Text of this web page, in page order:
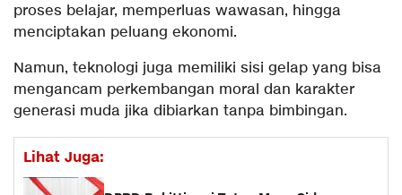
proses belajar, memperluas wawasan, hingga
menciptakan peluang ekonomi.
Namun, teknologi juga memiliki sisi gelap yang bisa
mengancam perkembangan moral dan karakter
generasi muda jika dibiarkan tanpa bimbingan.
Lihat Juga: